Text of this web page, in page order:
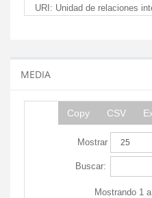
URI: Unidad de relaciones
MEDIA
Copy CSV
Mostrar
Buscar:
Mostrando 1